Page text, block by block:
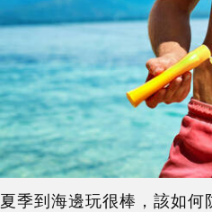
夏季到海邊玩很棒，該如